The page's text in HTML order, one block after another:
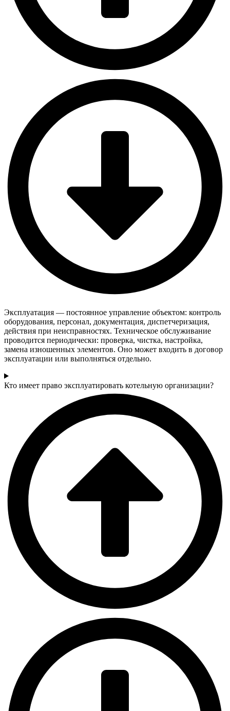
Эксплуатация — постоянное управление объектом: контроль
оборудования, персонал, документация, диспетчеризация,
действия при неисправностях. Техническое обслуживание
проводится периодически: проверка, чистка, настройка,
замена изношенных элементов. Оно может входить в договор
эксплуатации или выполняться отдельно.
Кто имеет право эксплуатировать котельную организации?